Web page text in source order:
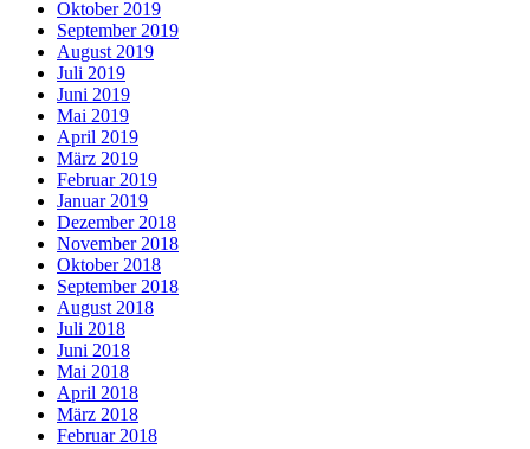
Oktober 2019
September 2019
August 2019
Juli 2019
Juni 2019
Mai 2019
April 2019
März 2019
Februar 2019
Januar 2019
Dezember 2018
November 2018
Oktober 2018
September 2018
August 2018
Juli 2018
Juni 2018
Mai 2018
April 2018
März 2018
Februar 2018